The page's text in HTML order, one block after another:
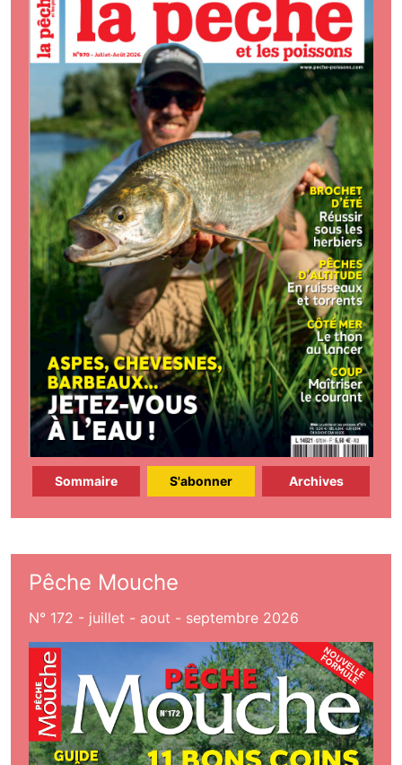
Sommaire S'abonner Archives
Pêche Mouche
N° 172 - juillet - aout - septembre 2026